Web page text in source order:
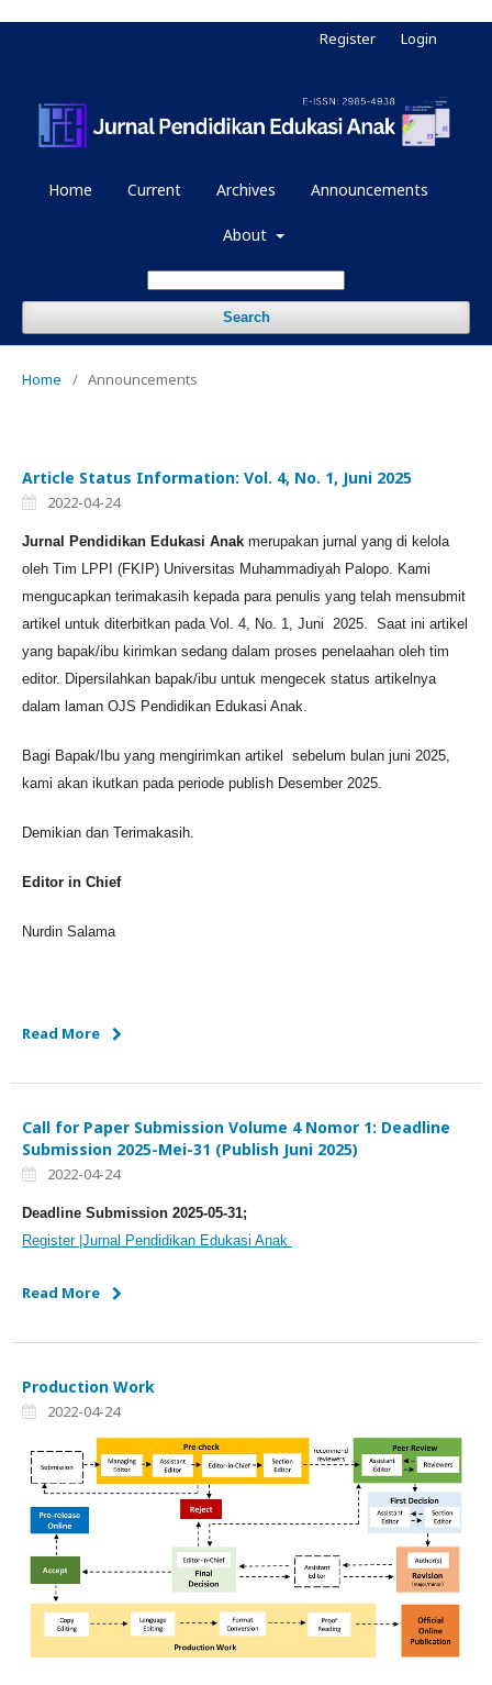
Home Current Archives Announcements
About
Search
Register Login
Home / Announcements
Article Status Information: Vol. 4, No. 1, Juni 2025
2022-04-24
Jurnal Pendidikan Edukasi Anak merupakan jurnal yang di kelola
oleh Tim LPPI (FKIP) Universitas Muhammadiyah Palopo. Kami
mengucapkan terimakasih kepada para penulis yang telah mensubmit
artikel untuk diterbitkan pada Vol. 4, No. 1, Juni 2025. Saat ini artikel
yang bapak/ibu kirimkan sedang dalam proses penelaahan oleh tim
editor. Dipersilahkan bapak/ibu untuk mengecek status artikelnya
dalam laman OJS Pendidikan Edukasi Anak.
Bagi Bapak/Ibu yang mengirimkan artikel sebelum bulan juni 2025,
kami akan ikutkan pada periode publish Desember 2025.
Demikian dan Terimakasih.
Editor in Chief
Nurdin Salama
Read More
Call for Paper Submission Volume 4 Nomor 1: Deadline
Submission 2025-Mei-31 (Publish Juni 2025)
2022-04-24
Deadline Submission 2025-05-31;
Register |Jurnal Pendidikan Edukasi Anak
Read More
Production Work
2022-04-24